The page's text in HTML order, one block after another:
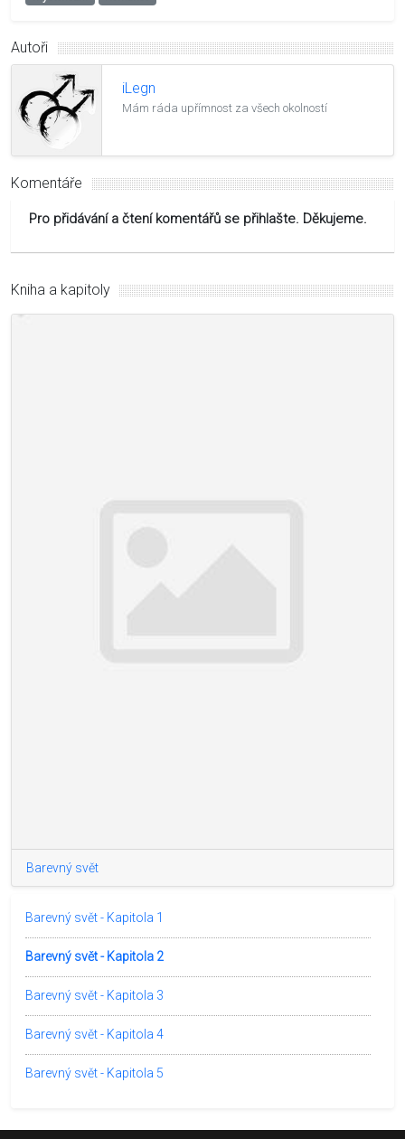
Autoři
iLegn
Mám ráda upřímnost za všech okolností
Komentáře
Pro přidávání a čtení komentářů se přihlašte. Děkujeme.
Kniha a kapitoly
Barevný svět
Barevný svět - Kapitola 1
Barevný svět - Kapitola 2
Barevný svět - Kapitola 3
Barevný svět - Kapitola 4
Barevný svět - Kapitola 5